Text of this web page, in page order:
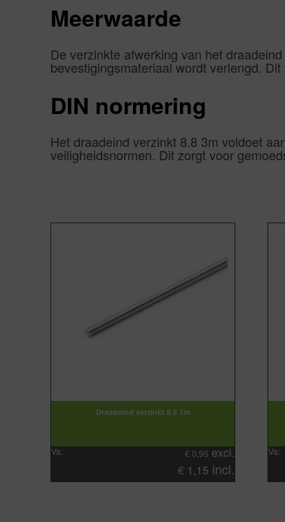
Meerwaarde
De verzinkte afwerking van het
bevestigingsmateriaal wordt verlengd.
DIN normering
Het draadeind verzinkt 8.8 3m voldoet
veiligheidsnormen. Dit zorgt voor
Draadeind verzinkt 8.8 1m
Va: € 0,95 excl.
€ 1,15 incl.
Va: